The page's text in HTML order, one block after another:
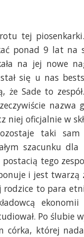
tej
ponad 9 lat
na jej nowe
się u nas
że Sade to
nazwa
oficjalnie w
taki
szacunku
tego
i jest twarzą
to para
Po ślubie
córka, której